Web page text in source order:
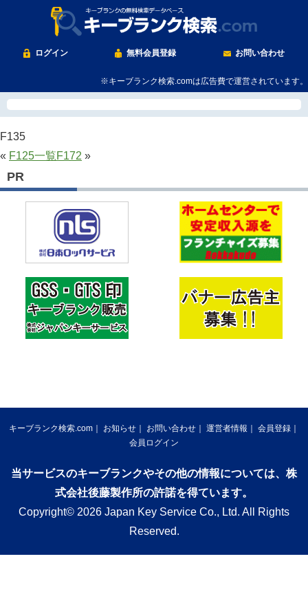
ログイン 無料会員登録 お問い合わせ
※キーブランク検索.comは広告費で運営されています。
F135
« F125一覧F172 »
PR
キーブランク検索.com お知らせ お問い合わせ 運営者情報
会員登録
会員ログイン
当サービスのキーブランクやその他の情報については、株
式会社後藤製作所の許諾を得ています。
Copyright© 2026 Japan Key Service Co., Ltd. All Rights
Reserved.